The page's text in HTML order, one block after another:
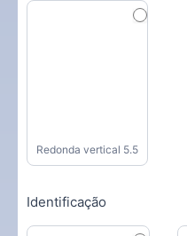
Redonda vertical 5.5
Identificação